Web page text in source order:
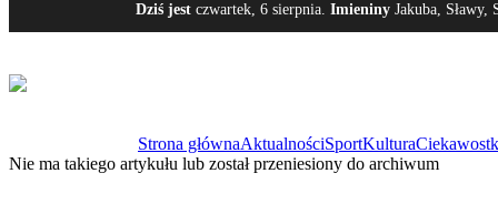
Dziś jest czwartek, 6 sierpnia. Imieniny Jakuba, Sławy,
Strona głównaAktualnościSportKultura
Nie ma takiego artykułu lub został przeniesiony do archiwum